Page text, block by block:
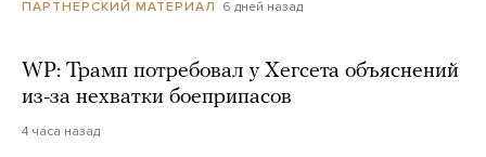
ПАРТНЕРСКИЙ МАТЕРИАЛ 6 дней назад
WP: Трамп потребовал у Хегсета объяснений
из-за нехватки боеприпасов
4 часа назад